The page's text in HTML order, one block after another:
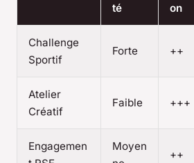
té
on
Challenge
Sportif
Forte ++
Atelier
Créatif
Faible +++
Engagemen
Moyen
++